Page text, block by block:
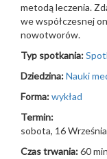
metodą leczenia.
we współczesnej
nowotworów.
Typ spotkania:
Dziedzina:Nauki
Forma:wykład
Termin:
sobota, 16
Czas trwania:60